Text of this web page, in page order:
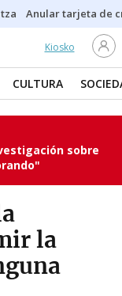
Anular tarjeta de
Kiosko
CULTURA
sobre
la